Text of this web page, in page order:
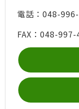
電話：048-
FAX：048-997-